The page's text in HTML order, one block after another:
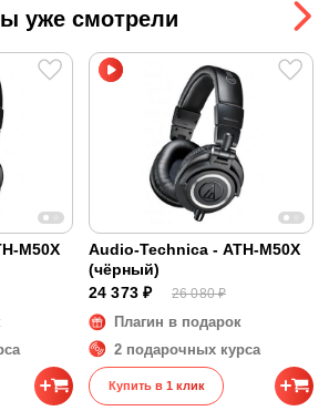
Не указано
Особый
Прямой 1.2 м | Прямой 3
м | Спиральный 1.2 - 3 м
Mini-jack (3.5 мм)
Jack (6.35 мм)
частот 15 - 28000 Гц
уже смотрели
M50X
Audio-Technica - ATH-M50X
(чёрный)
24 373 ₽
26 080 ₽
Плагин в подарок
2 подарочных курса
Купить в 1 клик